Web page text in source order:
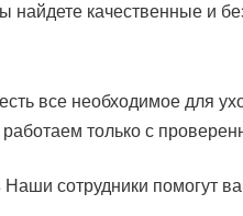
найдете качественные и
все необходимое для
только с
Наши сотрудники помогут